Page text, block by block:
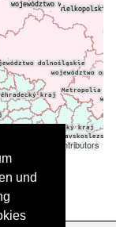
contributors
und